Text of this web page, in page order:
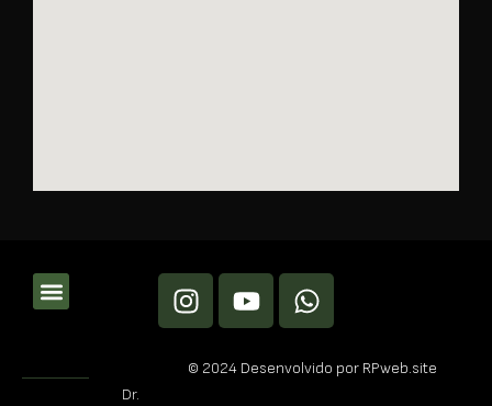
Dr.
© 2024 Desenvolvido por RPweb.site